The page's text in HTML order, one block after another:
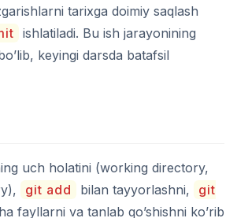
tarixga doimiy saqlash
ishlatiladi. Bu ish jarayonining
keyingi darsda batafsil
uch holatini (working directory,
git add bilan tayyorlashni,
git
fayllarni va tanlab qo’shishni ko’rib